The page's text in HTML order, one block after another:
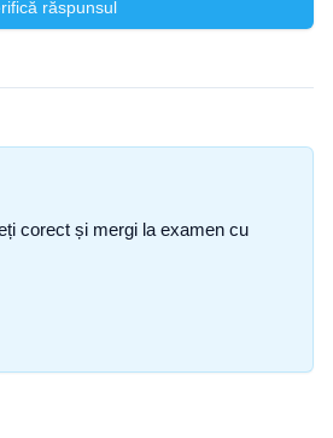
răspunsul
corect și mergi la examen cu